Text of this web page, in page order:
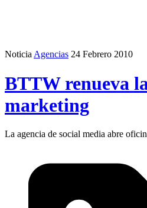
Noticia Agencias 24 Febrero 2010
BTTW renueva
marketing
La agencia de social media abre